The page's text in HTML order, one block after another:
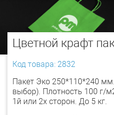
Цветной крафт
Код товара: 2832
Пакет Эко 250*110*240
выбор). Плотность 100 г/
1й или 2х сторон. До 5 кг.